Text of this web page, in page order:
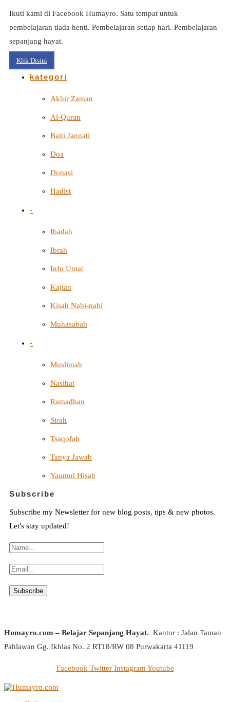
Ikuti kami di Facebook Humayro. Satu tempat untuk
pembelajaran tiada henti. Pembelajaran setiap hari. Pembelajaran
sepanjang hayat.
Klik Disini
kategori
Akhir Zaman
Al-Quran
Baiti Jannati
Doa
Donasi
Hadist
-
Ibadah
Ibrah
Info Umat
Kajian
Kisah Nabi-nabi
Muhasabah
-
Muslimah
Nasihat
Ramadhan
Sirah
Tsaqofah
Tanya Jawab
Yaumul Hisab
Subscribe
Subscribe my Newsletter for new blog posts, tips & new photos.
Let's stay updated!
Humayro.com – Belajar Sepanjang Hayat. Kantor : Jalan Taman
Pahlawan Gg. Ikhlas No. 2 RT18/RW 08 Purwakarta 41119
Facebook Twitter Instagram Youtube